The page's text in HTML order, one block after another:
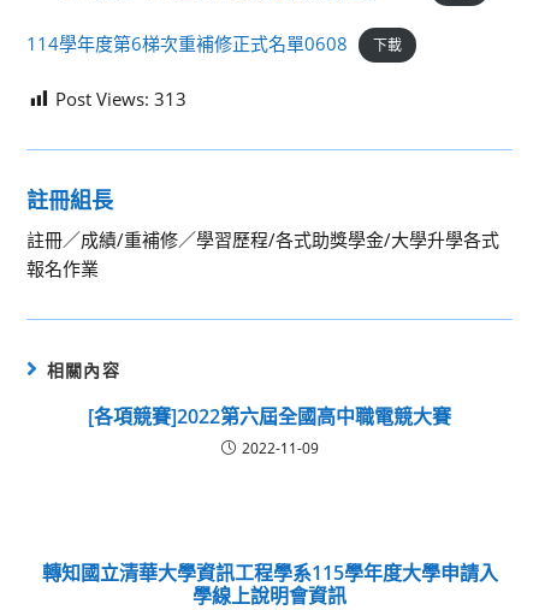
114學年度第6梯次重補修正式名單0608 下載
Post Views: 313
註冊組長
註冊／成績/重補修／學習歷程/各式助獎學金/大學升學各式
報名作業
相關內容
[各項競賽]2022第六屆全國高中職電競大賽
2022-11-09
轉知國立清華大學資訊工程學系115學年度大學申請入
學線上說明會資訊